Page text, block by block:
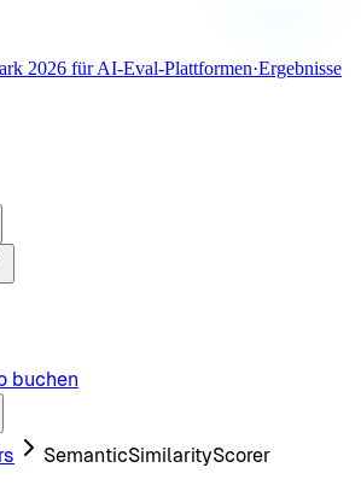
2026 für AI-Eval-Plattformen·Ergebnisse
buchen
SemanticSimilarityScorer